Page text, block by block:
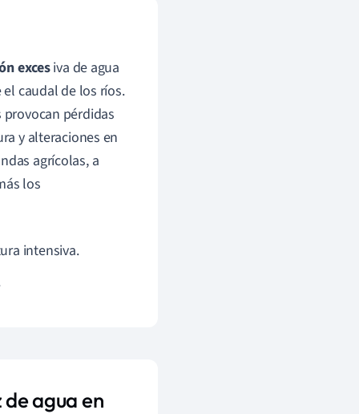
excesiva de agua
caudal de los ríos.
pérdidas
y alteraciones en
agrícolas, a
los
intensiva.
agua en